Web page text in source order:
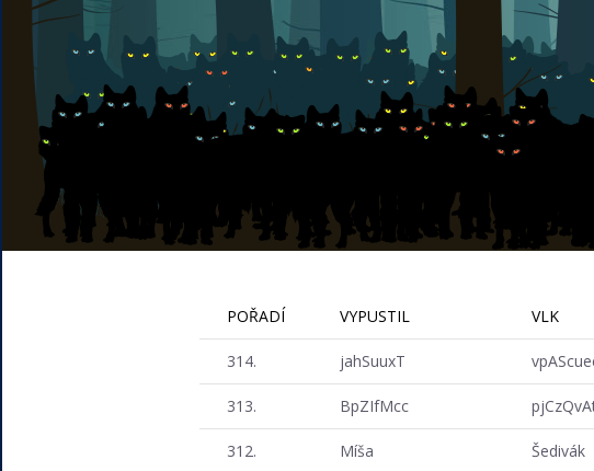
POŘADÍ VYPUSTIL VLK
314. jahSuuxT
313. BpZIfMcc
312. Míša Šedivák